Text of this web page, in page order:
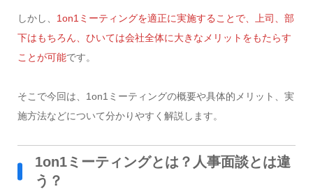
しかし、 1on1ミーティングを適正に実施することで、上司、部
下はもちろん、ひいては会社全体に大きなメリットをもたらす
ことが可能です。
そこで今回は、1on1ミーティングの概要や具体的メリット、実
施方法などについて分かりやすく解説します。
1on1ミーティングとは？人事面談とは違
う？